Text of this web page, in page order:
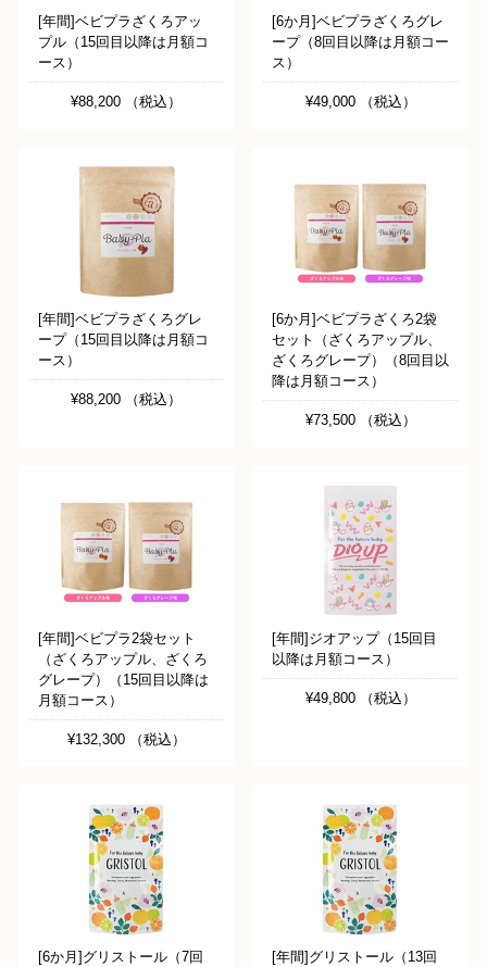
[年間]ベビプラざくろアッ
プル（15回目以降は月額コ
ース）
¥88,200 （税込）
[6か月]ベビプラざくろグレ
ープ（8回目以降は月額コー
ス）
¥49,000 （税込）
[年間]ベビプラざくろグレ
ープ（15回目以降は月額コ
ース）
¥88,200 （税込）
[6か月]ベビプラざくろ2袋
セット（ざくろアップル、
ざくろグレープ）（8回目以
降は月額コース）
¥73,500 （税込）
[年間]ベビプラ2袋セット
（ざくろアップル、ざくろ
グレープ）（15回目以降は
月額コース）
¥132,300 （税込）
[年間]ジオアップ（15回目
以降は月額コース）
¥49,800 （税込）
[6か月]グリストール（7回
[年間]グリストール（13回